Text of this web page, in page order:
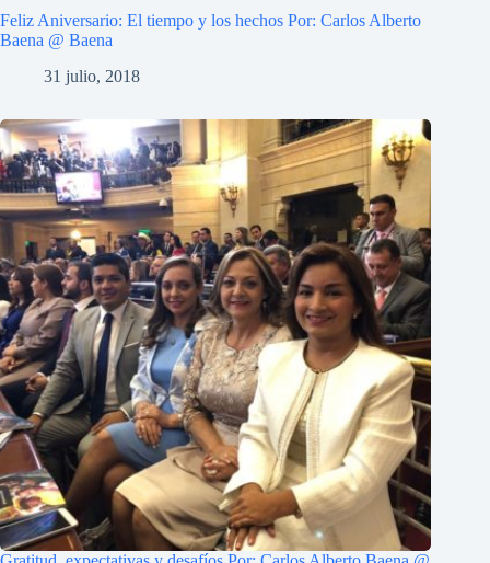
Feliz Aniversario: El tiempo y los hechos Por: Carlos Alberto
Baena @ Baena
31 julio, 2018